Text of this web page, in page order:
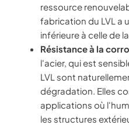
ressource
fabrication du LVL a
inférieure à celle de
Résistance à la
l'acier, qui est
LVL sont
dégradation. Elles
applications où
les structures